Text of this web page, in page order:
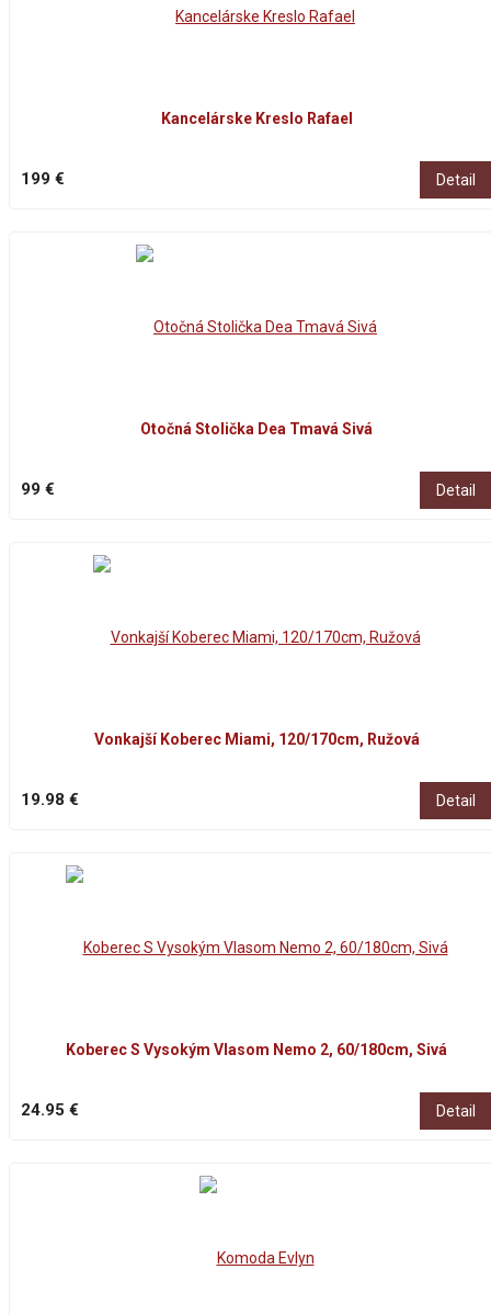
Kancelárske Kreslo Rafael
199 € Detail
Otočná Stolička Dea Tmavá Sivá
99 € Detail
Vonkajší Koberec Miami, 120/170cm, Ružová
19.98 € Detail
Koberec S Vysokým Vlasom Nemo 2, 60/180cm, Sivá
24.95 € Detail